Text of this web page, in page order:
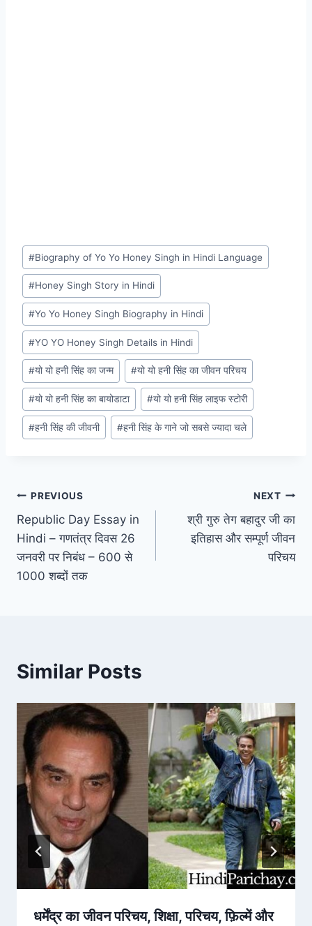
Post
Tags:
#Biography of Yo Yo Honey Singh in Hindi Language
#Honey Singh Story in Hindi
#Yo Yo Honey Singh Biography in Hindi
#YO YO Honey Singh Details in Hindi
#यो यो हनी सिंह का जन्म #यो यो हनी सिंह का जीवन परिचय
#यो यो हनी सिंह का बायोडाटा #यो यो हनी सिंह लाइफ स्टोरी
#हनी सिंह की जीवनी #हनी सिंह के गाने जो सबसे ज्यादा चले
Post
navigation
PREVIOUS
Republic Day Essay in
Hindi – गणतंत्र दिवस 26
जनवरी पर निबंध – 600 से
1000 शब्दों तक
NEXT
श्री गुरु तेग बहादुर जी का
इतिहास और सम्पूर्ण जीवन
परिचय
Similar Posts
धर्मेंद्र का जीवन परिचय, शिक्षा, परिचय, फ़िल्में और